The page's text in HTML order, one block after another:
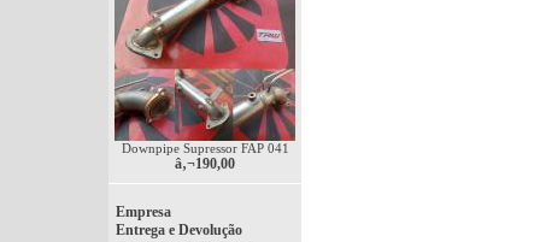
Downpipe Supressor FAP 041
â‚¬190,00
Empresa
Entrega e Devolução